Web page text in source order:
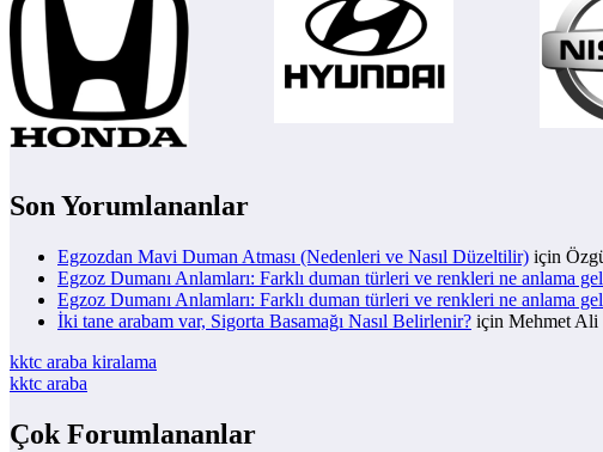
Son Yorumlananlar
Egzozdan Mavi Duman Atması (Nedenleri ve Nasıl Düzeltilir) için
Egzoz Dumanı Anlamları: Farklı duman türleri ve renkleri ne anlama
Egzoz Dumanı Anlamları: Farklı duman türleri ve renkleri ne anlama
İki tane arabam var, Sigorta Basamağı Nasıl Belirlenir? için Mehmet Ali
kktc araba kiralama
kktc araba
Çok Forumlananlar